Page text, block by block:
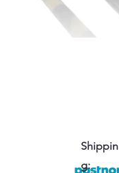
Shippin
g: